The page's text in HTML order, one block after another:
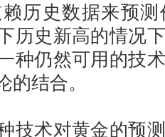
历史数据来预
历史新高的情况
种仍然可用的技
的结合。
术对黄金的预测